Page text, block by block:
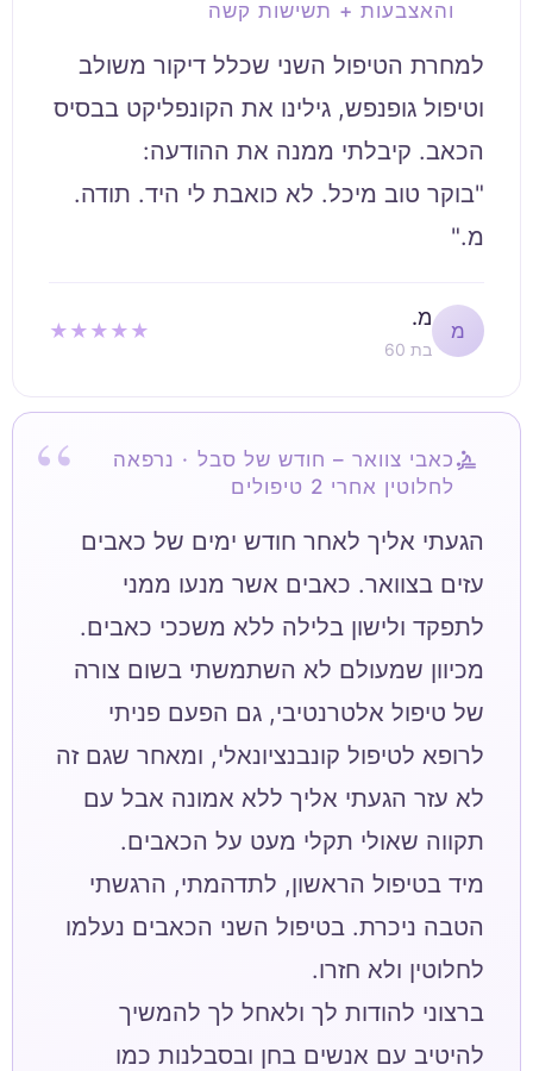
והאצבעות + תשישות קשה
למחרת הטיפול השני שכלל דיקור משולב
וטיפול גופנפש, גילינו את הקונפליקט בבסיס
"בוקר טוב מיכל. לא כואבת לי היד. תודה.
מ."
מ
מ.
בת 60
★★★★★
כאבי צוואר – חודש של סבל · נרפאה
לחלוטין אחרי 2 טיפולים
הגעתי אליך לאחר חודש ימים של כאבים
עזים בצוואר. כאבים אשר מנעו ממני
מכיוון שמעולם לא השתמשתי בשום צורה
של טיפול אלטרנטיבי, גם הפעם פניתי
לרופא לטיפול קונבנציונאלי, ומאחר שגם זה
לא עזר הגעתי אליך ללא אמונה אבל עם
מיד בטיפול הראשון, לתדהמתי, הרגשתי
הטבה ניכרת. בטיפול השני הכאבים נעלמו
ברצוני להודות לך ולאחל לך להמשיך
להיטיב עם אנשים בחן ובסבלנות כמו